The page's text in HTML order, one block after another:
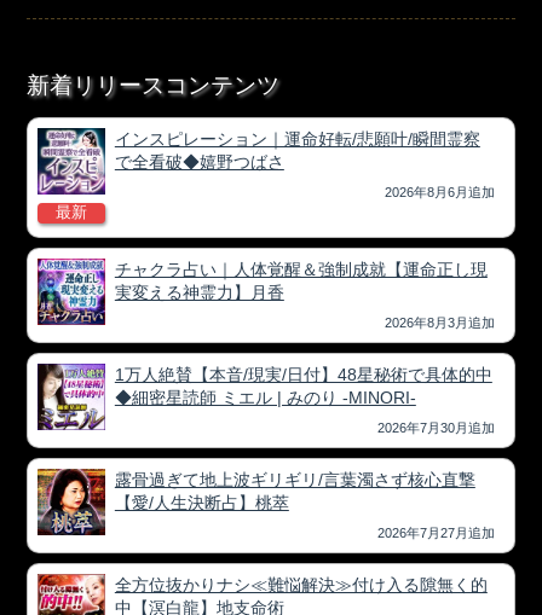
新着リリースコンテンツ
最新
インスピレーション｜運命好転/悲願叶/瞬間霊察
で全看破◆嬉野つばさ
2026年8月6月追加
チャクラ占い｜人体覚醒＆強制成就【運命正し現
実変える神霊力】月香
2026年8月3月追加
1万人絶賛【本音/現実/日付】48星秘術で具体的中
◆細密星読師 ミエル | みのり -MINORI-
2026年7月30月追加
露骨過ぎて地上波ギリギリ/言葉濁さず核心直撃
【愛/人生決断占】桃萃
2026年7月27月追加
全方位抜かりナシ≪難悩解決≫付け入る隙無く的
中【溟白龍】地支命術